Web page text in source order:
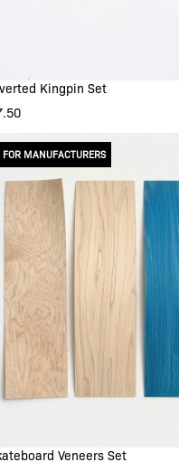
IN DEN WARENKORB
Kingpin Set
FOR MANUFACTURERS
Veneers Set